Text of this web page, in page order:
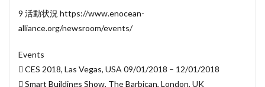
9 活動状況 https://www.enocean-
alliance.org/newsroom/events/
Events
 CES 2018, Las Vegas, USA 09/01/2018 – 12/01/2018
 Smart Buildings Show, The Barbican, London, UK